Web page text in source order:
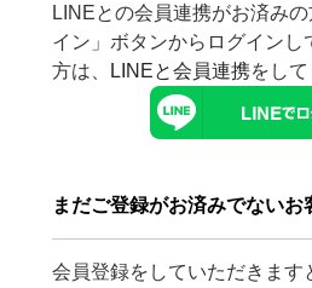
LINEとの会員連携がお済み
イン」ボタンからログインし
方は、
LINEと会員連携をして
まだご登録がお済みでないお
会員登録をしていただきます